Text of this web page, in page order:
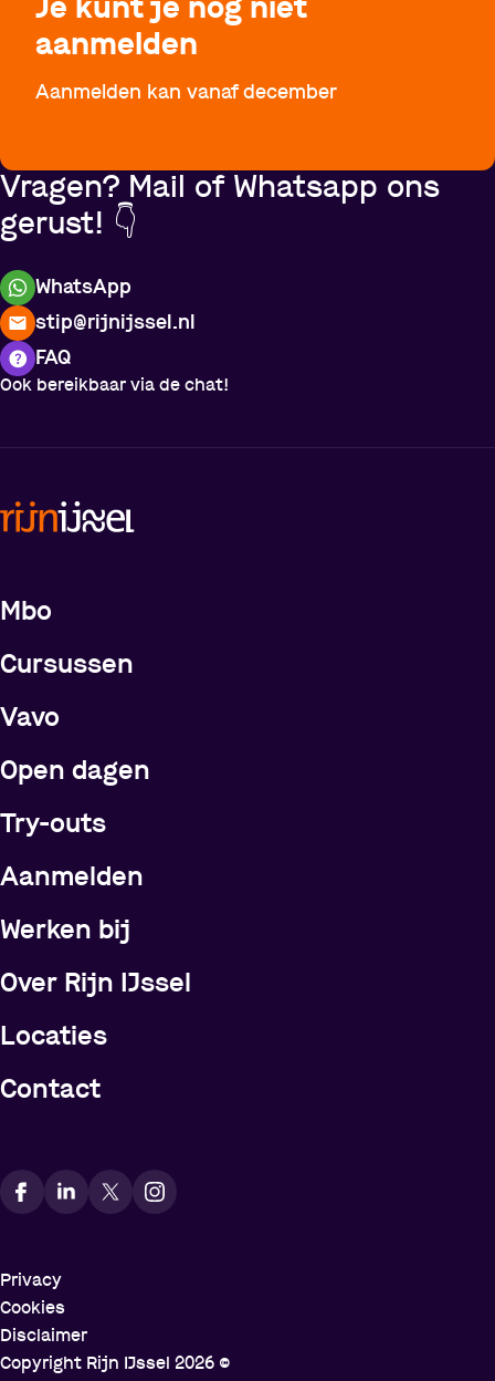
Je kunt je nog niet
aanmelden
Aanmelden kan vanaf december
Vragen? Mail of Whatsapp ons
gerust! 👇
WhatsApp
stip@rijnijssel.nl
FAQ
Ook bereikbaar via de chat!
Meer over de opleidingen
Mbo
Cursussen
Vavo
Open dagen
Try-outs
Meer over Rijn IJssel
Aanmelden
Werken bij
Over Rijn IJssel
Locaties
Contact
Vindt ons op social media
Privacy
Cookies
Disclaimer
Copyright Rijn IJssel 2026 ©